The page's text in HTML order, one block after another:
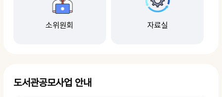
소위원회 자료실
도서관공모사업 안내